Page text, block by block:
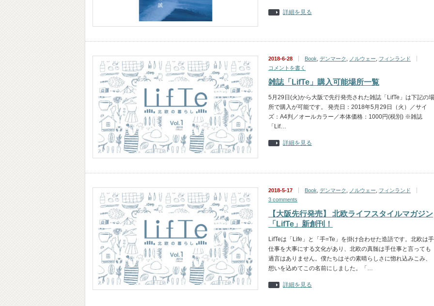
詳細を見る
2018-6-28 Book デンマーク ノルウェー
フィンランド
コメントを書く
雑誌「LifTe」購入可能場所一覧
5月29日(火)から大阪で先行発売された雑誌「LifTe」は下記の場
所で購入が可能です。 発売日：2018年5月29日（火）／サイ
ズ：A4判／オールカラー／本体価格：1000円(税別) ※雑誌
「Lif…
詳細を見る
2018-5-17 Book デンマーク ノルウェー
フィンランド
3 comments
【大阪先行発売】 北欧ライフスタイルマガジン
「LifTe」新創刊！
LifTeは「Life」と「手=Te」を掛け合わせた造語です。北欧は手
仕事を大事にする文化があり、北欧の真髄は手仕事と言っても
過言はありません。僕たちはその素晴らしさに惚れ込みこみ、
想いを込めてこの名前にしました。「…
詳細を見る